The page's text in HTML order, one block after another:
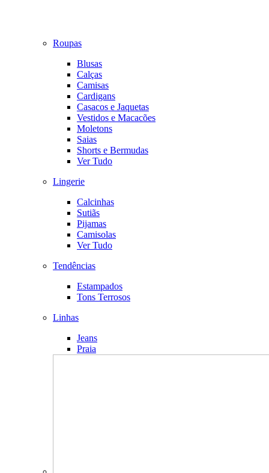
Roupas
Blusas
Calças
Camisas
Cardigans
Casacos e Jaquetas
Vestidos e Macacões
Moletons
Saias
Shorts e Bermudas
Ver Tudo
Lingerie
Calcinhas
Sutiãs
Pijamas
Camisolas
Ver Tudo
Tendências
Estampados
Tons Terrosos
Linhas
Jeans
Praia